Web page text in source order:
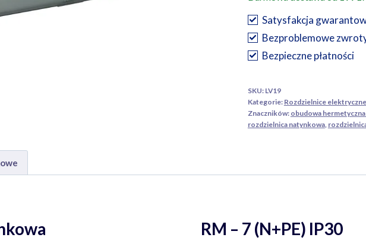
RM
7S
Satysfakcja
Bezproblemowe
Bezpieczne płatności
SKU: LV19
Kategorie: Rozdzielnice elektryczne
Znaczników: obudowa
rozdzielnica natynkowa,
RM – 7 (N+PE) IP30